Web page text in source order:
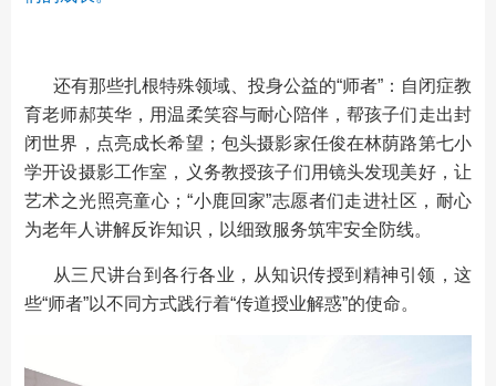
还有那些扎根特殊领域、投身公益的“师者”：自闭症教
育老师郝英华，用温柔笑容与耐心陪伴，帮孩子们走出封
闭世界，点亮成长希望；包头摄影家任俊在林荫路第七小
学开设摄影工作室，义务教授孩子们用镜头发现美好，让
艺术之光照亮童心；“小鹿回家”志愿者们走进社区，耐心
为老年人讲解反诈知识，以细致服务筑牢安全防线。
从三尺讲台到各行各业，从知识传授到精神引领，这
些“师者”以不同方式践行着“传道授业解惑”的使命。